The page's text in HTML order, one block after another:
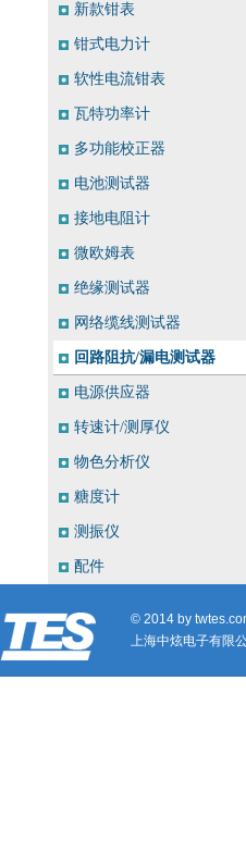
新款钳表
钳式电力计
软性电流钳表
瓦特功率计
多功能校正器
电池测试器
接地电阻计
微欧姆表
绝缘测试器
网络缆线测试器
回路阻抗/漏电测试器
电源供应器
转速计/测厚仪
物色分析仪
糖度计
测振仪
配件
© 2014 by
上海中炫电子有限